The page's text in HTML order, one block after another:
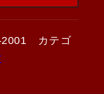
カテゴ